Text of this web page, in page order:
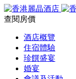
查閱房價
酒店概覽
住宿體驗
珍饌盛宴
婚宴